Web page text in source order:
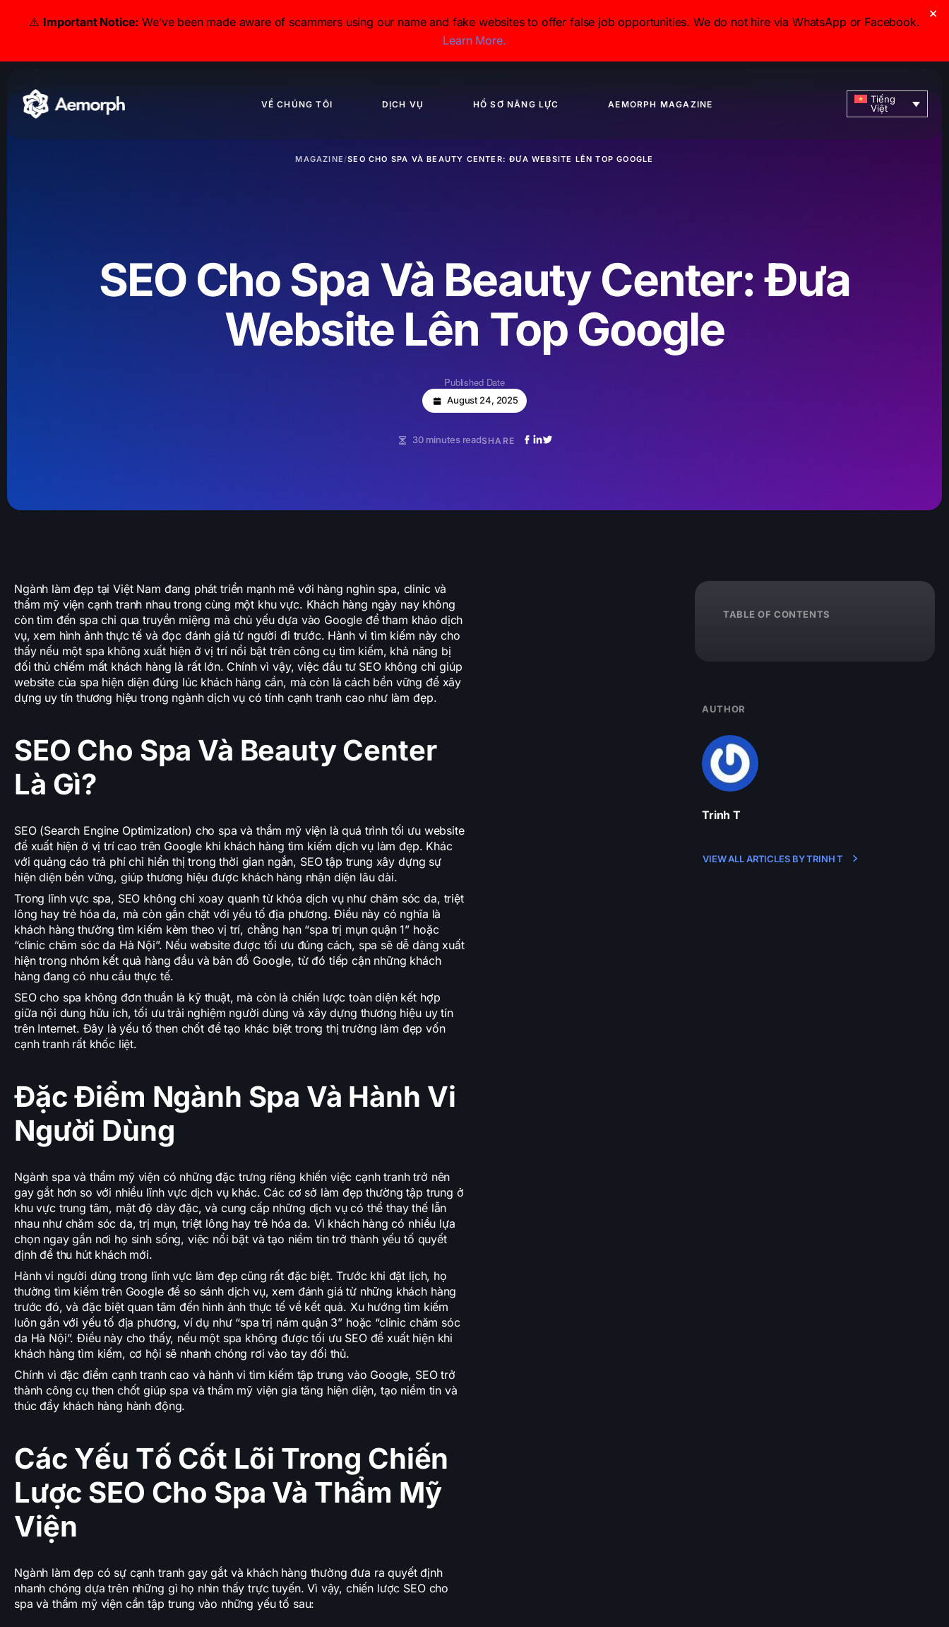
⚠️ Important Notice: We’ve been made aware of scammers using our name and fake websites to offer false job opportunities. We do not hire via WhatsApp or Facebook.
Learn More.
×
VỀ CHÚNG TÔI DỊCH VỤ HỒ SƠ NĂNG LỰC AEMORPH MAGAZINE
Tiếng
Việt
MAGAZINE/SEO CHO SPA VÀ BEAUTY CENTER: ĐƯA WEBSITE LÊN TOP GOOGLE
SEO Cho Spa Và Beauty Center: Đưa
Website Lên Top Google
Published Date
August 24, 2025
30 minutes readSHARE
Ngành làm đẹp tại Việt Nam đang phát triển mạnh mẽ với hàng nghìn spa, clinic và
thẩm mỹ viện cạnh tranh nhau trong cùng một khu vực. Khách hàng ngày nay không
còn tìm đến spa chỉ qua truyền miệng mà chủ yếu dựa vào Google để tham khảo dịch
vụ, xem hình ảnh thực tế và đọc đánh giá từ người đi trước. Hành vi tìm kiếm này cho
thấy nếu một spa không xuất hiện ở vị trí nổi bật trên công cụ tìm kiếm, khả năng bị
đối thủ chiếm mất khách hàng là rất lớn. Chính vì vậy, việc đầu tư SEO không chỉ giúp
website của spa hiện diện đúng lúc khách hàng cần, mà còn là cách bền vững để xây
dựng uy tín thương hiệu trong ngành dịch vụ có tính cạnh tranh cao như làm đẹp.
SEO Cho Spa Và Beauty Center
Là Gì?
SEO (Search Engine Optimization) cho spa và thẩm mỹ viện là quá trình tối ưu website
để xuất hiện ở vị trí cao trên Google khi khách hàng tìm kiếm dịch vụ làm đẹp. Khác
với quảng cáo trả phí chỉ hiển thị trong thời gian ngắn, SEO tập trung xây dựng sự
hiện diện bền vững, giúp thương hiệu được khách hàng nhận diện lâu dài.
Trong lĩnh vực spa, SEO không chỉ xoay quanh từ khóa dịch vụ như chăm sóc da, triệt
lông hay trẻ hóa da, mà còn gắn chặt với yếu tố địa phương. Điều này có nghĩa là
khách hàng thường tìm kiếm kèm theo vị trí, chẳng hạn “spa trị mụn quận 1” hoặc
“clinic chăm sóc da Hà Nội”. Nếu website được tối ưu đúng cách, spa sẽ dễ dàng xuất
hiện trong nhóm kết quả hàng đầu và bản đồ Google, từ đó tiếp cận những khách
hàng đang có nhu cầu thực tế.
SEO cho spa không đơn thuần là kỹ thuật, mà còn là chiến lược toàn diện kết hợp
giữa nội dung hữu ích, tối ưu trải nghiệm người dùng và xây dựng thương hiệu uy tín
trên Internet. Đây là yếu tố then chốt để tạo khác biệt trong thị trường làm đẹp vốn
cạnh tranh rất khốc liệt.
Đặc Điểm Ngành Spa Và Hành Vi
Người Dùng
Ngành spa và thẩm mỹ viện có những đặc trưng riêng khiến việc cạnh tranh trở nên
gay gắt hơn so với nhiều lĩnh vực dịch vụ khác. Các cơ sở làm đẹp thường tập trung ở
khu vực trung tâm, mật độ dày đặc, và cung cấp những dịch vụ có thể thay thế lẫn
nhau như chăm sóc da, trị mụn, triệt lông hay trẻ hóa da. Vì khách hàng có nhiều lựa
chọn ngay gần nơi họ sinh sống, việc nổi bật và tạo niềm tin trở thành yếu tố quyết
định để thu hút khách mới.
Hành vi người dùng trong lĩnh vực làm đẹp cũng rất đặc biệt. Trước khi đặt lịch, họ
thường tìm kiếm trên Google để so sánh dịch vụ, xem đánh giá từ những khách hàng
trước đó, và đặc biệt quan tâm đến hình ảnh thực tế về kết quả. Xu hướng tìm kiếm
luôn gắn với yếu tố địa phương, ví dụ như “spa trị nám quận 3” hoặc “clinic chăm sóc
da Hà Nội”. Điều này cho thấy, nếu một spa không được tối ưu SEO để xuất hiện khi
khách hàng tìm kiếm, cơ hội sẽ nhanh chóng rơi vào tay đối thủ.
Chính vì đặc điểm cạnh tranh cao và hành vi tìm kiếm tập trung vào Google, SEO trở
thành công cụ then chốt giúp spa và thẩm mỹ viện gia tăng hiện diện, tạo niềm tin và
thúc đẩy khách hàng hành động.
Các Yếu Tố Cốt Lõi Trong Chiến
Lược SEO Cho Spa Và Thẩm Mỹ
Viện
Ngành làm đẹp có sự cạnh tranh gay gắt và khách hàng thường đưa ra quyết định
nhanh chóng dựa trên những gì họ nhìn thấy trực tuyến. Vì vậy, chiến lược SEO cho
spa và thẩm mỹ viện cần tập trung vào những yếu tố sau:
TABLE OF CONTENTS
AUTHOR
Trinh T
VIEW ALL ARTICLES BY TRINH T